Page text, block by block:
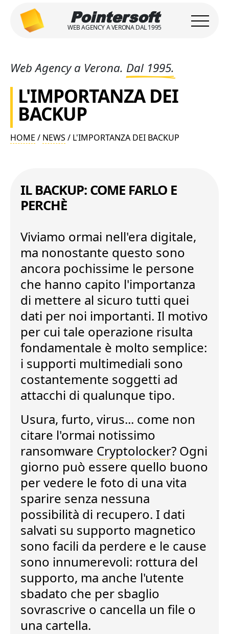
Pointersoft
WEB AGENCY A VERONA DAL 1995
Web Agency a Verona. Dal 1995.
L'IMPORTANZA DEI
BACKUP
HOME / NEWS / L'IMPORTANZA DEI BACKUP
IL BACKUP: COME FARLO E
PERCHÈ
Viviamo ormai nell'era digitale,
ma nonostante questo sono
ancora pochissime le persone
che hanno capito l'importanza
di mettere al sicuro tutti quei
dati per noi importanti. Il motivo
per cui tale operazione risulta
fondamentale è molto semplice:
i supporti multimediali sono
costantemente soggetti ad
attacchi di qualunque tipo.
Usura, furto, virus... come non
citare l'ormai notissimo
ransomware Cryptolocker? Ogni
giorno può essere quello buono
per vedere le foto di una vita
sparire senza nessuna
possibilità di recupero. I dati
salvati su supporto magnetico
sono facili da perdere e le cause
sono innumerevoli: rottura del
supporto, ma anche l'utente
sbadato che per sbaglio
sovrascrive o cancella un file o
una cartella.